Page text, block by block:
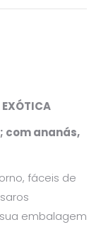
EXÓTICA
com ananás,
fáceis de
embalagem